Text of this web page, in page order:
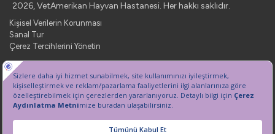
2026, VetAmerikan Hayvan Hastanesi. Her hakkı saklıdır.
Kişisel Verilerin Korunması
Sanal Tur
Çerez Tercihlerini Yönetin